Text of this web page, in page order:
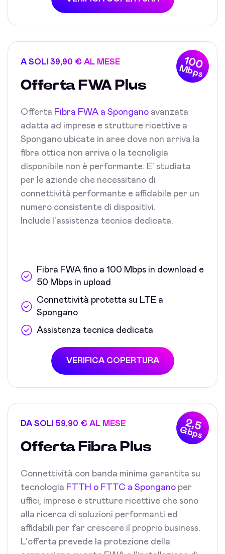
100
Mbps
A SOLI 39,90 € AL MESE
Offerta FWA Plus
Offerta Fibra FWA a Spongano avanzata
adatta ad imprese e strutture ricettive a
Spongano ubicate in aree dove non arriva la
fibra ottica non arriva o la tecnoligia
disponibile non è performante. E' studiata
per le aziende che necessitano di
connettività performante e affidabile per un
numero consistente di dispositivi.
Include l'assistenza tecnica dedicata.
Fibra FWA fino a 100 Mbps in download e
50 Mbps in upload
Connettività protetta su LTE a
Spongano
Assistenza tecnica dedicata
VERIFICA COPERTURA
2,5
Gbps
DA SOLI 59,90 € AL MESE
Offerta Fibra Plus
Connettività con banda minima garantita su
tecnologia FTTH o FTTC a Spongano per
uffici, imprese e strutture ricettive che sono
alla ricerca di soluzioni performanti ed
affidabili per far crescere il proprio business.
L'offerta prevede la protezione della